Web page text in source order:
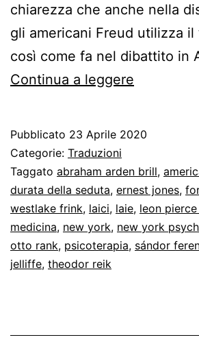
chiarezza che anche nella
gli americani Freud utilizza il
così come fa nel dibattito in
Continua a leggere
laica
in
America
Pubblicato 23 Aprile 2020
Categorie: Traduzioni
Taggato abraham arden brill,
durata della seduta, ernest jones,
westlake frink, laici, laie, leon
medicina, new york, new york
otto rank, psicoterapia, sándor
jelliffe, theodor reik